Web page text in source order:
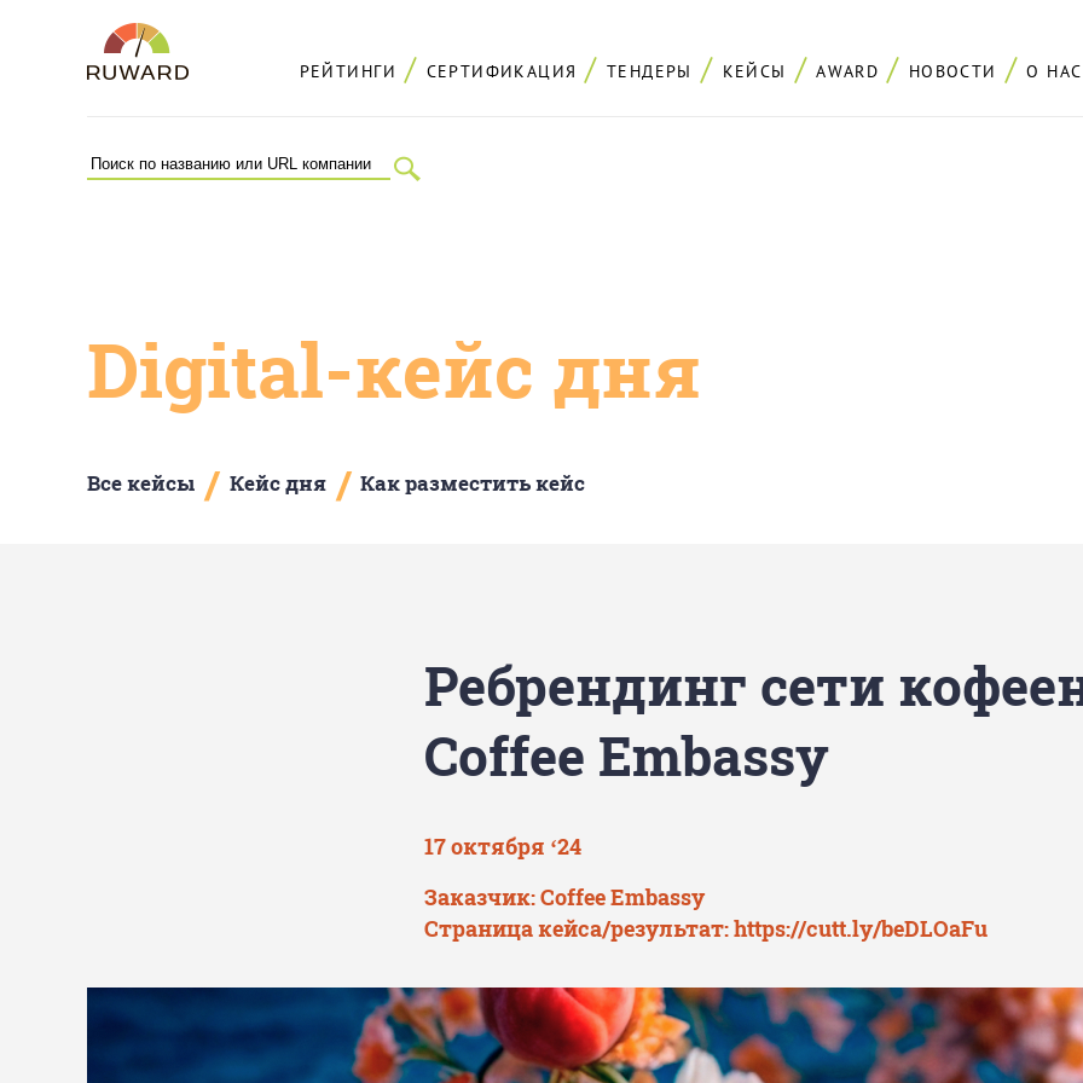
РЕЙТИНГИ СЕРТИФИКАЦИЯ ТЕНДЕРЫ КЕЙСЫ AWARD НОВОСТИ О НАС
Digital-кейс дня
Все кейсы / Кейс дня / Как разместить кейс
Ребрендинг сети
Coffee Embassy
17 октября ‘24
Заказчик: Coffee Embassy
Страница кейса/результат:https://cutt.ly/beDLOaFu